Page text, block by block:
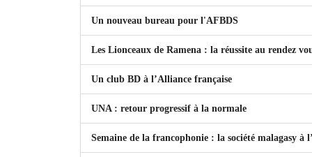
Un nouveau bureau pour l'AFBDS
Les Lionceaux de Ramena : la réussite au rendez
Un club BD à l’Alliance française
UNA : retour progressif à la normale
Semaine de la francophonie : la société malagasy à